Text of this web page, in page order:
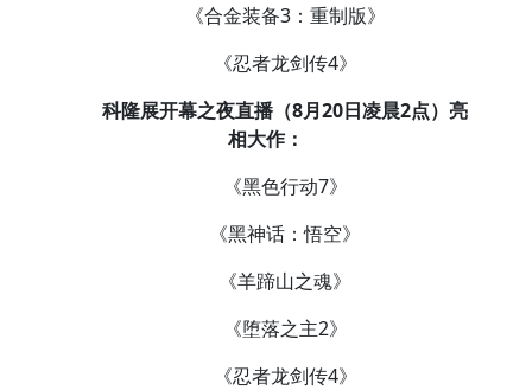
《合金装备3：重制版》
《忍者龙剑传4》
科隆展开幕之夜直播（8月20日凌晨2点）亮
相大作：
《黑色行动7》
《黑神话：悟空》
《羊蹄山之魂》
《堕落之主2》
《忍者龙剑传4》